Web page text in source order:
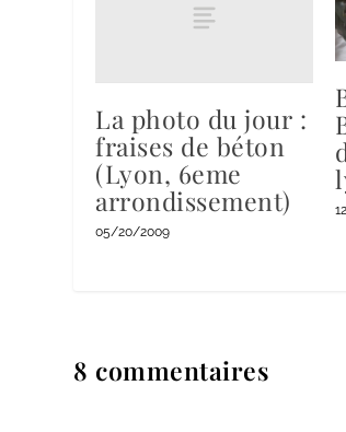
La photo du jour :
fraises de béton
(Lyon, 6eme
arrondissement)
05/20/2009
8 commentaires